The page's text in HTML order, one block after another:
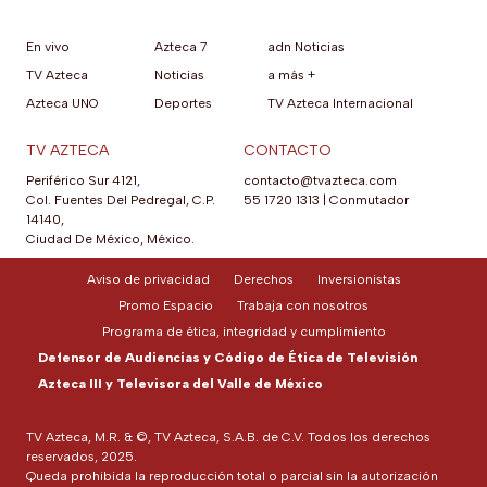
En vivo
TV Azteca
Azteca UNO
Azteca 7
Noticias
Deportes
adn Noticias
a más +
TV Azteca Internacional
TV AZTECA
Periférico Sur 4121,
Col. Fuentes Del Pedregal, C.P.
14140,
Ciudad De México, México.
CONTACTO
contacto@tvazteca.com
55 1720 1313
Conmutador
TV Azteca, M.R. & ©, TV Azteca, S.A.B. de C.V. Todos los derechos
reservados, 2025.
Queda prohibida la reproducción total o parcial sin la autorización
Aviso de privacidad Derechos
Inversionistas
Promo Espacio
Trabaja con nosotros
Programa de ética, integridad y cumplimiento
Defensor de Audiencias y Código de Ética de Televisión
Azteca III y Televisora del Valle de México